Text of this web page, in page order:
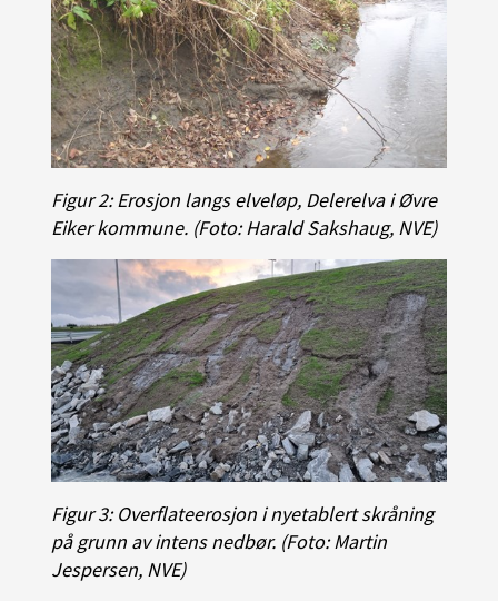
Figur 2: Erosjon langs elveløp, Delerelva i Øvre
Eiker kommune. (Foto: Harald Sakshaug, NVE)
Figur 3: Overflateerosjon i nyetablert skråning
på grunn av intens nedbør. (Foto: Martin
Jespersen, NVE)